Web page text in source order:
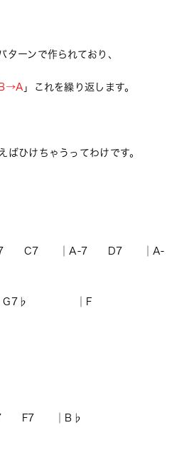
ターンで作られており、
」これを繰り返します。
ばひけちゃうってわけです。
7 C7 │A-7 D7 │A-
│F
7 F7 │B♭